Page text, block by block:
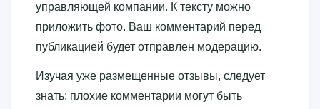
управляющей компании. К тексту можно
приложить фото. Ваш комментарий перед
публикацией будет отправлен модерацию.
Изучая уже размещенные отзывы, следует
знать: плохие комментарии могут быть